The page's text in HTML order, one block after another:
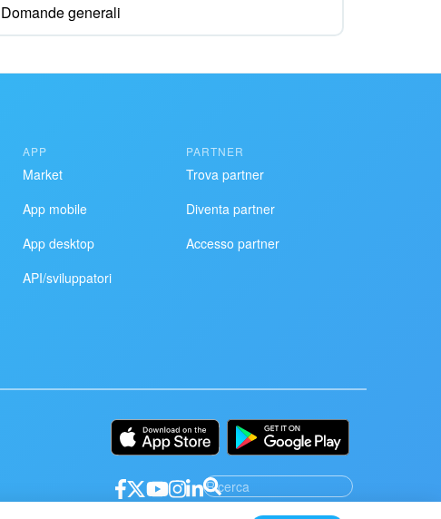
Domande generali
APP
Market
App mobile
App desktop
API/sviluppatori
PARTNER
Trova partner
Diventa partner
Accesso partner